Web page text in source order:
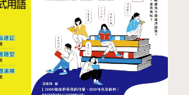
溝通無礙
的情境對話，加上單字、片語與
提升英語會話實力。
居家用品店
汽車展示中心
市集
第一次見面